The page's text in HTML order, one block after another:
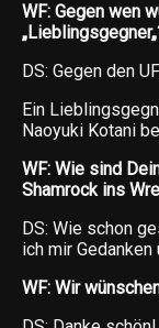
WF: Gegen wen
DS: Gegen den
Ein
Naoyuki Kotani
WF: Wie sind
Shamrock ins
DS: Wie schon
ich mir
WF: Wir